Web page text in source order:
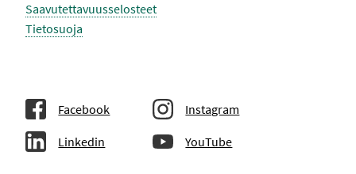
Saavutettavuusselosteet
Tietosuoja
Facebook Instagram
Linkedin YouTube